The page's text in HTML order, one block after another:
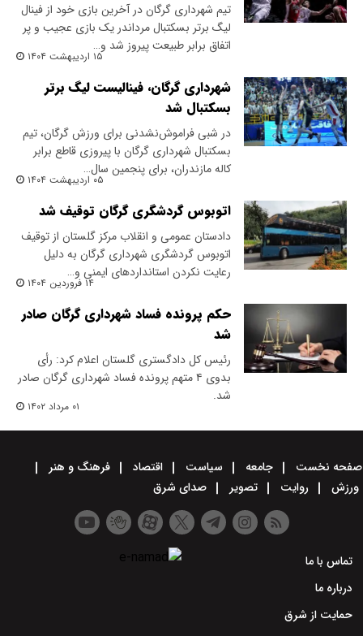
تیم شهرداری گرگان در آخرین بازی خود از فینال
لیگ برتر بسکتبال مرداندر یک بازی عجیب و پر
اتفاق برابر طبیعت پیروز شد و…
۱۵ اردیبهشت ۱۴۰۴
شهرداری گرگان، فینالیست لیگ برتر
بسکتبال شد
در شبی فراموش‌نشدنی برای ورزش گرگان، تیم
بسکتبال شهرداری گرگان با پیروزی قاطع برابر
کاله مازندران، برای پنجمین سال…
۰۵ اردیبهشت ۱۴۰۴
اتوبوس گردشگری گرگان توقیف شد
دادستان عمومی و انقلاب مرکز گلستان از توقیف
اتوبوس گردشگری شهرداری گرگان به دلیل
رعایت نکردن استانداردهای ایمنی و…
۱۴ فروردین ۱۴۰۴
حکم پرونده فساد شهرداری گرگان صادر
شد
رئیس کل دادگستری گلستان اعلام کرد: رأی
بدوی ۴ متهم پرونده فساد شهرداری گرگان صادر
شد.
۰۱ مرداد ۱۴۰۲
صفحه نخست جامعه سیاست اقتصاد
فرهنگ و هنر
ورزش
روایت تصویر صدای شرق
تماس با ما
درباره ما
حمایت از شرق